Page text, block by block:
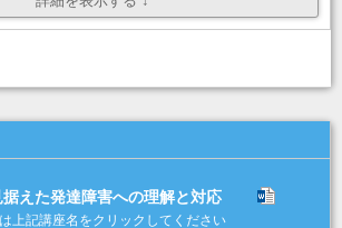
据えた発達障害への理解と対応